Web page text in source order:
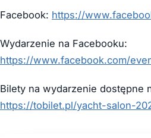
Facebook: https://
Wydarzenie na Facebooku:
https://www.facebook.com/
Bilety na wydarzenie dostępne
https://tobilet.pl/yacht-salon-